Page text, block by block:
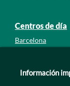
Centros de día
Barcelona
León
Información